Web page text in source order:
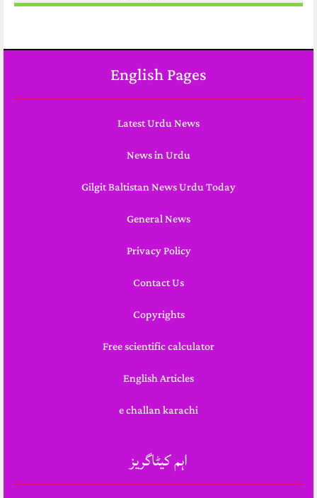
English Pages
Latest Urdu News
News in Urdu
Gilgit Baltistan News Urdu Today
General News
Privacy Policy
Contact Us
Copyrights
Free scientific calculator
English Articles
e challan karachi
اہم کیٹاگریز